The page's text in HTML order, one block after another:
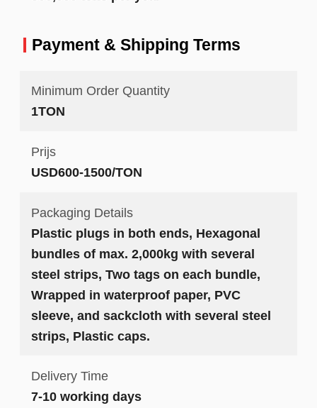
Payment & Shipping Terms
Minimum Order Quantity
1TON
Prijs
USD600-1500/TON
Packaging Details
Plastic plugs in both ends, Hexagonal
bundles of max. 2,000kg with several
steel strips, Two tags on each bundle,
Wrapped in waterproof paper, PVC
sleeve, and sackcloth with several steel
strips, Plastic caps.
Delivery Time
7-10 working days